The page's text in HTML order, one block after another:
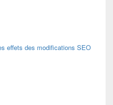
effets des modifications SEO